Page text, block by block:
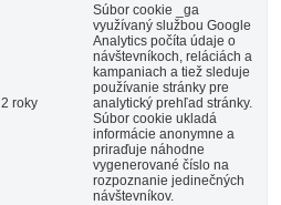
2 roky
Súbor cookie _ga
využívaný službou Google
Analytics počíta údaje o
návštevníkoch, reláciách a
kampaniach a tiež sleduje
používanie stránky pre
analytický prehľad stránky.
Súbor cookie ukladá
informácie anonymne a
priraďuje náhodne
vygenerované číslo na
rozpoznanie jedinečných
návštevníkov.